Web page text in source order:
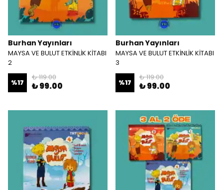
Burhan Yayınları
MAYSA VE BULUT ETKİNLİK KİTABI
2
%17
₺ 119.00
₺ 99.00
Burhan Yayınları
MAYSA VE BULUT ETKİNLİK KİTABI
3
%17
₺ 119.00
₺ 99.00